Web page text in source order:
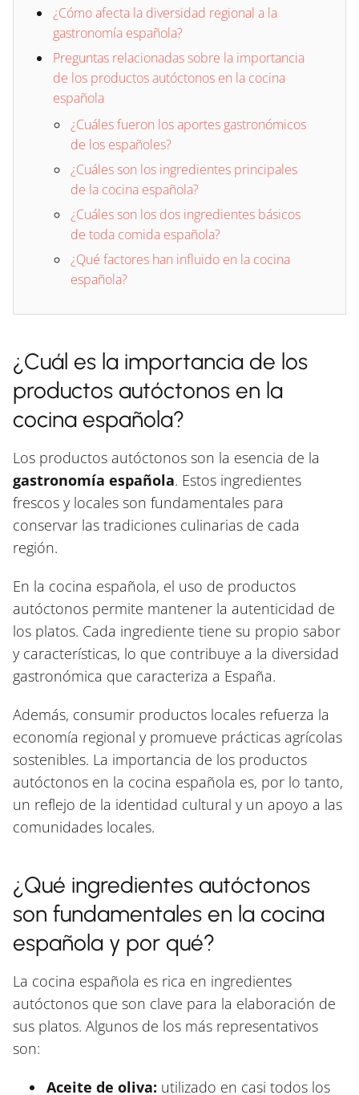
¿Cómo afecta la diversidad regional a la
gastronomía española?
Preguntas relacionadas sobre la importancia
de los productos autóctonos en la cocina
española
¿Cuáles fueron los aportes gastronómicos
de los españoles?
¿Cuáles son los ingredientes principales
de la cocina española?
¿Cuáles son los dos ingredientes básicos
de toda comida española?
¿Qué factores han influido en la cocina
española?
¿Cuál es la importancia de los
productos autóctonos en la
cocina española?
Los productos autóctonos son la esencia de la
gastronomía española. Estos ingredientes
frescos y locales son fundamentales para
conservar las tradiciones culinarias de cada
región.
En la cocina española, el uso de productos
autóctonos permite mantener la autenticidad de
los platos. Cada ingrediente tiene su propio sabor
y características, lo que contribuye a la diversidad
gastronómica que caracteriza a España.
Además, consumir productos locales refuerza la
economía regional y promueve prácticas agrícolas
sostenibles. La importancia de los productos
autóctonos en la cocina española es, por lo tanto,
un reflejo de la identidad cultural y un apoyo a las
comunidades locales.
¿Qué ingredientes autóctonos
son fundamentales en la cocina
española y por qué?
La cocina española es rica en ingredientes
autóctonos que son clave para la elaboración de
sus platos. Algunos de los más representativos
son:
Aceite de oliva: utilizado en casi todos los